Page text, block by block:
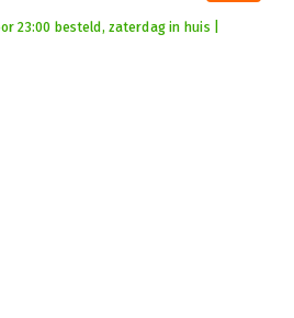
23:00 besteld, zaterdag in huis |